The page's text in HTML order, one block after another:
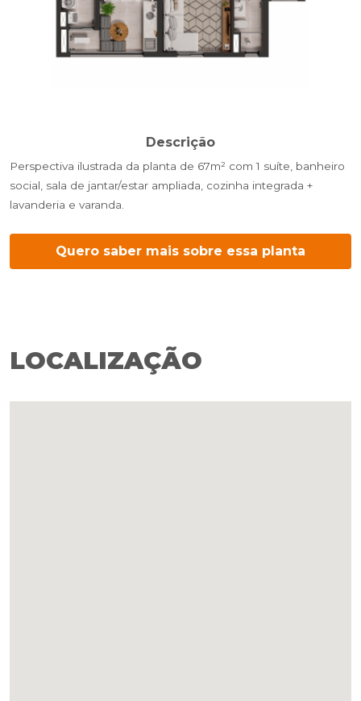
Descrição
Perspectiva ilustrada da planta de 67m² com 1 suíte, banheiro
social, sala de jantar/estar ampliada, cozinha integrada +
lavanderia e varanda.
Quero saber mais sobre essa planta
LOCALIZAÇÃO